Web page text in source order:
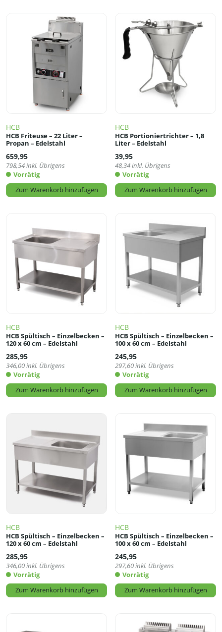
HCB
HCB Friteuse – 22 Liter –
Propan – Edelstahl
659,95
798,54inkl. Übrigens
Vorrätig
Zum Warenkorb hinzufügen
HCB
HCB Portioniertrichter – 1,8
Liter – Edelstahl
39,95
48,34inkl. Übrigens
Vorrätig
Zum Warenkorb hinzufügen
HCB
HCB Spültisch – Einzelbecken –
120 x 60 cm – Edelstahl
285,95
346,00inkl. Übrigens
Vorrätig
Zum Warenkorb hinzufügen
HCB
HCB Spültisch – Einzelbecken –
100 x 60 cm – Edelstahl
245,95
297,60inkl. Übrigens
Vorrätig
Zum Warenkorb hinzufügen
HCB
HCB Spültisch – Einzelbecken –
120 x 60 cm – Edelstahl
285,95
346,00inkl. Übrigens
Vorrätig
Zum Warenkorb hinzufügen
HCB
HCB Spültisch – Einzelbecken –
100 x 60 cm – Edelstahl
245,95
297,60inkl. Übrigens
Vorrätig
Zum Warenkorb hinzufügen